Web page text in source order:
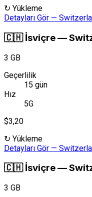
↻ Yükleme
Detayları Gör —
🇨🇭 İsviçre—
3 GB
Geçerlilik
15 gün
Hız
5G
$3,20
↻ Yükleme
Detayları Gör —
🇨🇭 İsviçre—
3 GB